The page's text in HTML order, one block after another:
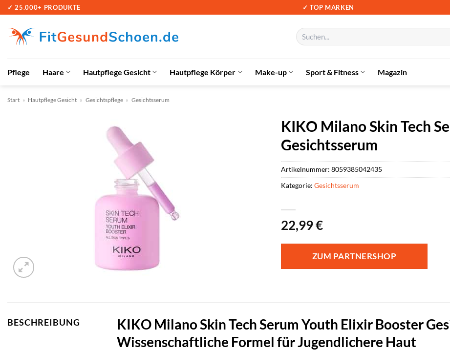
Zum
springen
✓ 25.000+ PRODUKTE ✓ TOP MARKEN
Suchen
nach:
Pflege Haare Hautpflege Gesicht Hautpflege Körper Make-up Sport & Fitness Magazin
Start » Hautpflege Gesicht » Gesichtspflege » Gesichtsserum
KIKO Milano Skin Tech
Gesichtsserum
22,99€
ZUM PARTNERSHOP
Artikelnummer: 8059385042435
Kategorie: Gesichtsserum
BESCHREIBUNG
KIKO Milano Skin Tech Serum Youth Elixir Booster
Wissenschaftliche Formel für Jugendlichere Haut